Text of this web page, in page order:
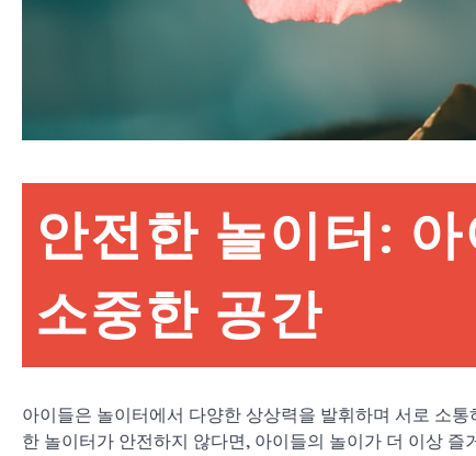
안전한 놀이터:
소중한 공간
아이들은 놀이터에서 다양한 상상력을 발휘하며 서로 소
한 놀이터가 안전하지 않다면, 아이들의 놀이가 더 이상 즐